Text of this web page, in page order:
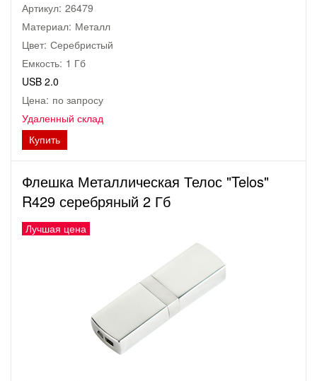
Артикул: 26479
Материал: Металл
Цвет: Серебристый
Емкость: 1 Гб
USB 2.0
Цена: по запросу
Удаленный склад
Купить
Флешка Металлическая Телос "Telos"
R429 серебряный 2 Гб
Лучшая цена